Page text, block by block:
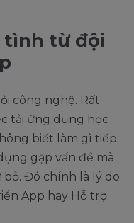
tình từ đội
công nghệ. Rất
tải ứng dụng học
biết làm gì tiếp
gặp vấn đề mà
Đó chính là lý do
App hay Hỗ trợ